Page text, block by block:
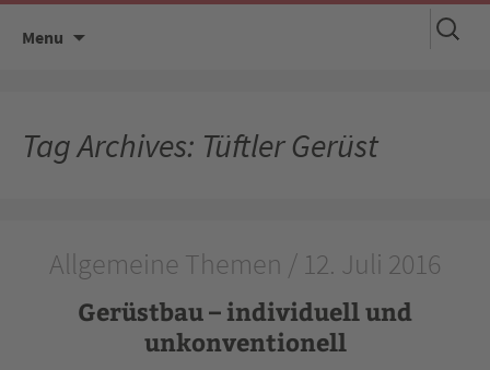
Menu
Suchen
nach:
Tag Archives: Tüftler Gerüst
Allgemeine Themen / 12. Juli 2016
Gerüstbau – individuell und
unkonventionell